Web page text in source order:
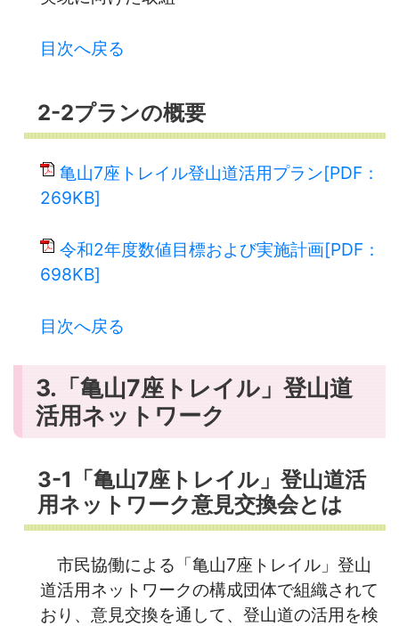
目次へ戻る
2-2プランの概要
亀山7座トレイル登山道活用プラン[PDF：
269KB]
令和2年度数値目標および実施計画[PDF：
698KB]
目次へ戻る
3.「亀山7座トレイル」登山道
活用ネットワーク
3-1「亀山7座トレイル」登山道活
用ネットワーク意見交換会とは
市民協働による「亀山7座トレイル」登山
道活用ネットワークの構成団体で組織されて
おり、意見交換を通して、登山道の活用を検